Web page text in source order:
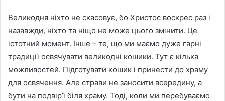
Великодня ніхто не скасовує, бо Христос воскрес раз і
назавжди, ніхто та ніщо не може цього змінити. Це
істотний момент. Інше – те, що ми маємо дуже гарні
традиції освячувати великодні кошики. Тут є кілька
можливостей. Підготувати кошик і принести до храму
для освячення. Але страви не заносити всередину, а
бути на подвір’ї біля храму. Тоді, коли ми перебуваємо